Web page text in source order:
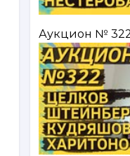
Аукцион №